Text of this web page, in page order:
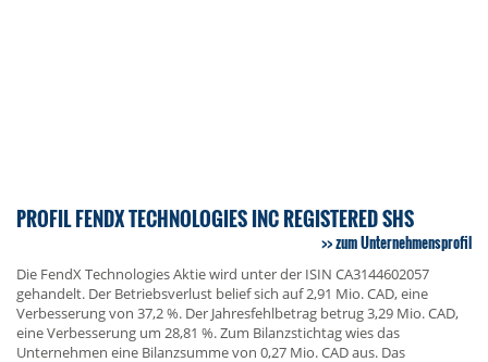
PROFIL FENDX TECHNOLOGIES INC REGISTERED SHS
zum Unternehmensprofil
Die FendX Technologies Aktie wird unter der ISIN CA3144602057
gehandelt. Der Betriebsverlust belief sich auf 2,91 Mio. CAD, eine
Verbesserung von 37,2 %. Der Jahresfehlbetrag betrug 3,29 Mio. CAD,
eine Verbesserung um 28,81 %. Zum Bilanzstichtag wies das
Unternehmen eine Bilanzsumme von 0,27 Mio. CAD aus. Das